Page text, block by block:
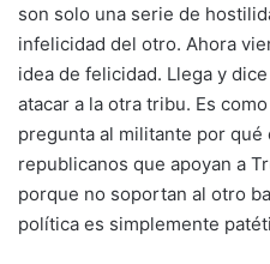
son solo una serie de
infelicidad del otro. Ahora
idea de felicidad. Llega y
atacar a la otra tribu. Es
pregunta al militante por qué
republicanos que apoyan a
porque no soportan al otro
política es simplemente